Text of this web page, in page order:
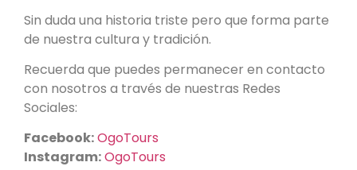
Sin duda una historia triste pero que forma parte
de nuestra cultura y tradición.
Recuerda que puedes permanecer en contacto
con nosotros a través de nuestras Redes
Sociales:
Facebook:OgoTours
Instagram:OgoTours